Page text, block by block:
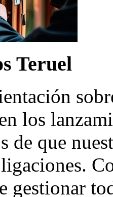
Teruel
los
de que
gestionar